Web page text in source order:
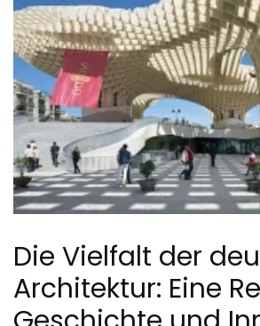
Die Vielfalt der
Architektur: Eine